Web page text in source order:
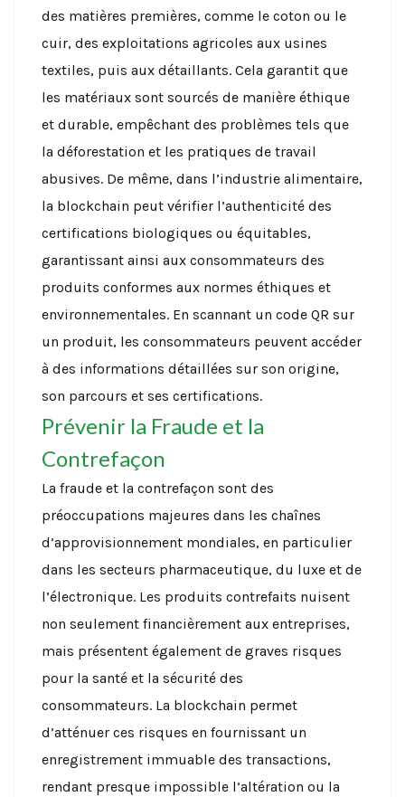
des matières premières, comme le coton ou le
cuir, des exploitations agricoles aux usines
textiles, puis aux détaillants. Cela garantit que
les matériaux sont sourcés de manière éthique
et durable, empêchant des problèmes tels que
la déforestation et les pratiques de travail
abusives. De même, dans l’industrie alimentaire,
la blockchain peut vérifier l’authenticité des
certifications biologiques ou équitables,
garantissant ainsi aux consommateurs des
produits conformes aux normes éthiques et
environnementales. En scannant un code QR sur
un produit, les consommateurs peuvent accéder
à des informations détaillées sur son origine,
son parcours et ses certifications.
Prévenir la Fraude et la
Contrefaçon
La fraude et la contrefaçon sont des
préoccupations majeures dans les chaînes
d’approvisionnement mondiales, en particulier
dans les secteurs pharmaceutique, du luxe et de
l’électronique. Les produits contrefaits nuisent
non seulement financièrement aux entreprises,
mais présentent également de graves risques
pour la santé et la sécurité des
consommateurs. La blockchain permet
d’atténuer ces risques en fournissant un
enregistrement immuable des transactions,
rendant presque impossible l’altération ou la